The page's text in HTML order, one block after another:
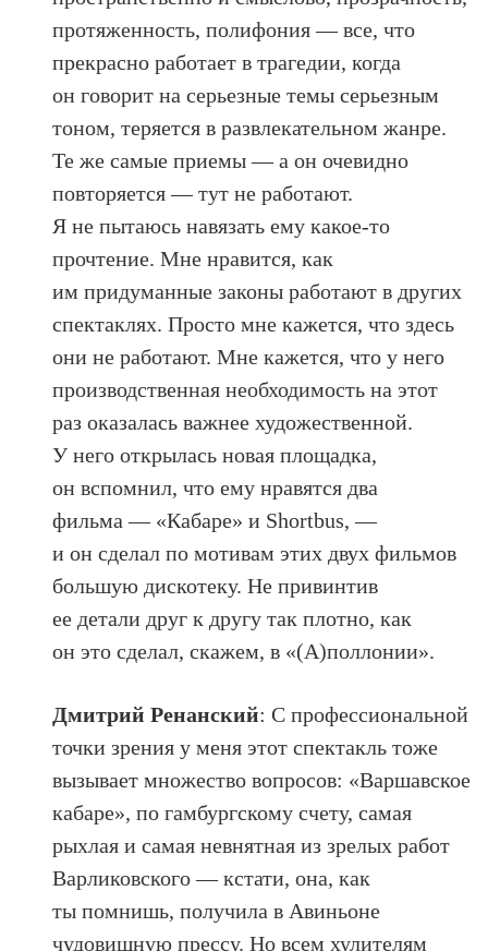
протяженность, полифония — все, что
прекрасно работает в трагедии, когда
он говорит на серьезные темы серьезным
тоном, теряется в развлекательном жанре.
Те же самые приемы — а он очевидно
повторяется — тут не работают.
Я не пытаюсь навязать ему какое-то
прочтение. Мне нравится, как
им придуманные законы работают в других
спектаклях. Просто мне кажется, что здесь
они не работают. Мне кажется, что у него
производственная необходимость на этот
раз оказалась важнее художественной.
У него открылась новая площадка,
он вспомнил, что ему нравятся два
фильма — «Кабаре» и Shortbus, —
и он сделал по мотивам этих двух фильмов
большую дискотеку. Не привинтив
ее детали друг к другу так плотно, как
он это сделал, скажем, в «(А)поллонии».
Дмитрий Ренанский: С профессиональной
точки зрения у меня этот спектакль тоже
вызывает множество вопросов: «Варшавское
кабаре», по гамбургскому счету, самая
рыхлая и самая невнятная из зрелых работ
Варликовского — кстати, она, как
ты помнишь, получила в Авиньоне
чудовищную прессу. Но всем хулителям